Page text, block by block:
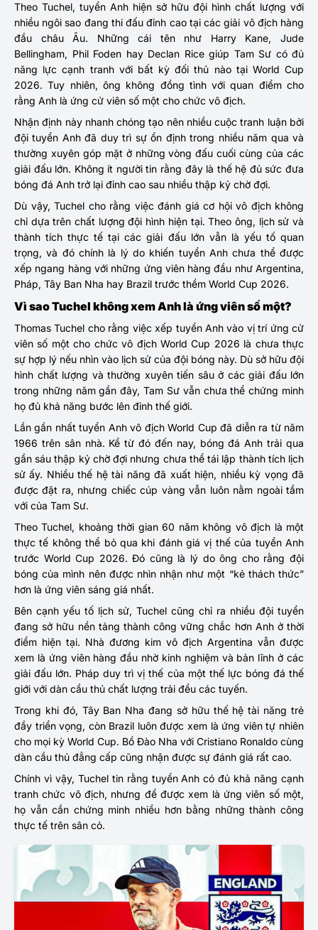
Theo Tuchel, tuyển Anh hiện sở hữu đội hình chất lượng với
nhiều ngôi sao đang thi đấu đỉnh cao tại các giải vô địch hàng
đầu châu Âu. Những cái tên như Harry Kane, Jude
Bellingham, Phil Foden hay Declan Rice giúp Tam Sư có đủ
năng lực cạnh tranh với bất kỳ đối thủ nào tại World Cup
2026. Tuy nhiên, ông không đồng tình với quan điểm cho
rằng Anh là ứng cử viên số một cho chức vô địch.
Nhận định này nhanh chóng tạo nên nhiều cuộc tranh luận bởi
đội tuyển Anh đã duy trì sự ổn định trong nhiều năm qua và
thường xuyên góp mặt ở những vòng đấu cuối cùng của các
giải đấu lớn. Không ít người tin rằng đây là thế hệ đủ sức đưa
bóng đá Anh trở lại đỉnh cao sau nhiều thập kỷ chờ đợi.
Dù vậy, Tuchel cho rằng việc đánh giá cơ hội vô địch không
chỉ dựa trên chất lượng đội hình hiện tại. Theo ông, lịch sử và
thành tích thực tế tại các giải đấu lớn vẫn là yếu tố quan
trọng, và đó chính là lý do khiến tuyển Anh chưa thể được
xếp ngang hàng với những ứng viên hàng đầu như Argentina,
Pháp, Tây Ban Nha hay Brazil trước thềm World Cup 2026.
Vì sao Tuchel không xem Anh là ứng viên số một?
Thomas Tuchel cho rằng việc xếp tuyển Anh vào vị trí ứng cử
viên số một cho chức vô địch World Cup 2026 là chưa thực
sự hợp lý nếu nhìn vào lịch sử của đội bóng này. Dù sở hữu đội
hình chất lượng và thường xuyên tiến sâu ở các giải đấu lớn
trong những năm gần đây, Tam Sư vẫn chưa thể chứng minh
họ đủ khả năng bước lên đỉnh thế giới.
Lần gần nhất tuyển Anh vô địch World Cup đã diễn ra từ năm
1966 trên sân nhà. Kể từ đó đến nay, bóng đá Anh trải qua
gần sáu thập kỷ chờ đợi nhưng chưa thể tái lập thành tích lịch
sử ấy. Nhiều thế hệ tài năng đã xuất hiện, nhiều kỳ vọng đã
được đặt ra, nhưng chiếc cúp vàng vẫn luôn nằm ngoài tầm
với của Tam Sư.
Theo Tuchel, khoảng thời gian 60 năm không vô địch là một
thực tế không thể bỏ qua khi đánh giá vị thế của tuyển Anh
trước World Cup 2026. Đó cũng là lý do ông cho rằng đội
bóng của mình nên được nhìn nhận như một “kẻ thách thức”
hơn là ứng viên sáng giá nhất.
Bên cạnh yếu tố lịch sử, Tuchel cũng chỉ ra nhiều đội tuyển
đang sở hữu nền tảng thành công vững chắc hơn Anh ở thời
điểm hiện tại. Nhà đương kim vô địch Argentina vẫn được
xem là ứng viên hàng đầu nhờ kinh nghiệm và bản lĩnh ở các
giải đấu lớn. Pháp duy trì vị thế của một thế lực bóng đá thế
giới với dàn cầu thủ chất lượng trải đều các tuyến.
Trong khi đó, Tây Ban Nha đang sở hữu thế hệ tài năng trẻ
đầy triển vọng, còn Brazil luôn được xem là ứng viên tự nhiên
cho mọi kỳ World Cup. Bồ Đào Nha với Cristiano Ronaldo cùng
dàn cầu thủ đẳng cấp cũng nhận được sự đánh giá rất cao.
Chính vì vậy, Tuchel tin rằng tuyển Anh có đủ khả năng cạnh
tranh chức vô địch, nhưng để được xem là ứng viên số một,
họ vẫn cần chứng minh nhiều hơn bằng những thành công
thực tế trên sân cỏ.